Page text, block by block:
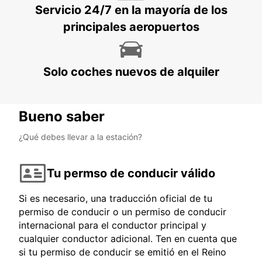
Servicio 24/7 en la mayoría de los
principales aeropuertos
Solo coches nuevos de alquiler
Bueno saber
¿Qué debes llevar a la estación?
Tu permso de conducir válido
Si es necesario, una traducción oficial de tu
permiso de conducir o un permiso de conducir
internacional para el conductor principal y
cualquier conductor adicional. Ten en cuenta que
si tu permiso de conducir se emitió en el Reino